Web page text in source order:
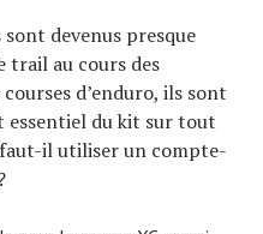
devenus presque
trail au cours des
d’enduro, ils sont
essentiel du kit sur tout
faut-il utiliser un compte-